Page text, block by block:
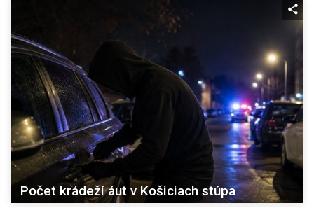
Počet krádeží áut v Košiciach stúpa